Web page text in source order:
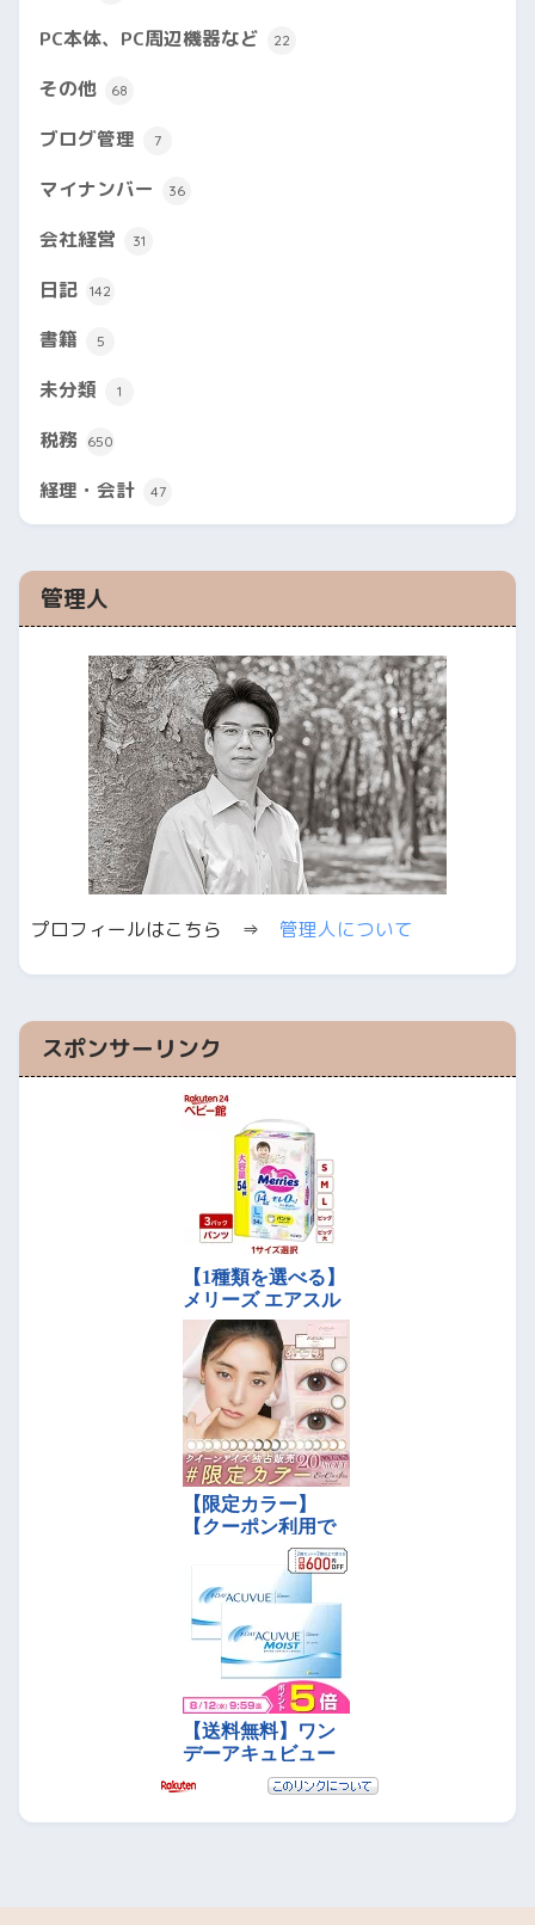
PC本体、PC周辺機器など 22
その他 68
ブログ管理 7
マイナンバー 36
会社経営 31
日記 142
書籍 5
未分類 1
税務 650
経理・会計 47
管理人
プロフィールはこちら ⇒ 管理人について
スポンサーリンク